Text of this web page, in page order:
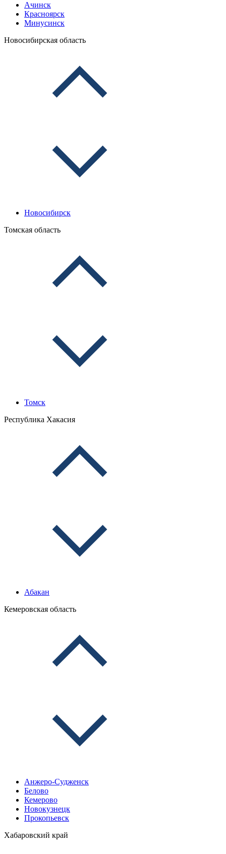
Ачинск
Красноярск
Минусинск
Новосибирская область
Новосибирск
Томская область
Томск
Республика Хакасия
Абакан
Кемеровская область
Анжеро-Судженск
Белово
Кемерово
Новокузнецк
Прокопьевск
Хабаровский край